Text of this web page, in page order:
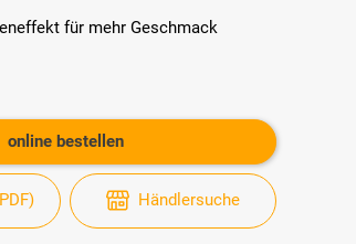
für mehr Geschmack
online bestellen
Händlersuche